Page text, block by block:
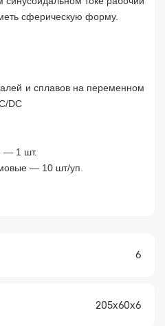
сферическую форму.
и сплавов на переменном
DC
— 1 шт.
— 10 шт/уп.
6
205х60х6